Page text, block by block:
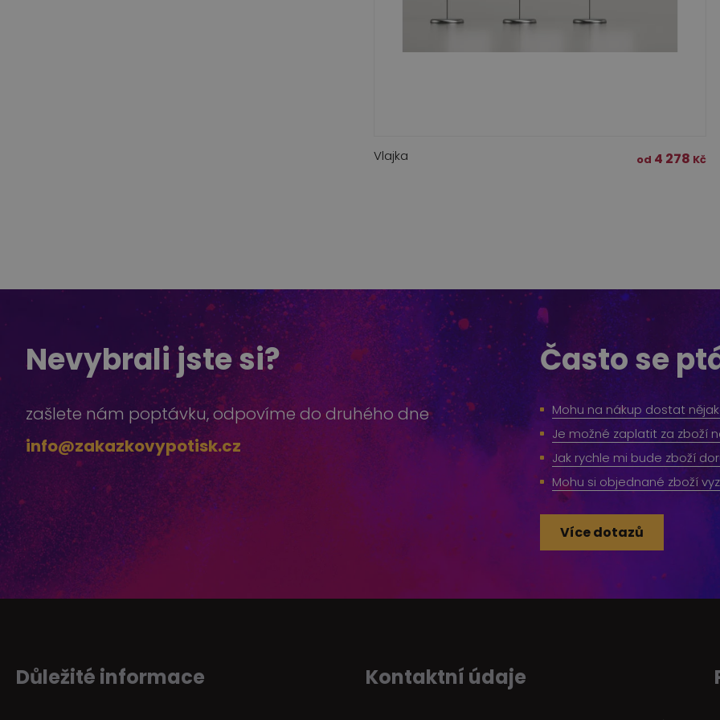
Vlajka od 4 278 Kč
Nevybrali jste si?
zašlete nám poptávku, odpovíme do druhého dne
info@zakazkovypotisk.cz
Často se
Mohu na nákup dostat
Je možné zaplatit za zboží
Jak rychle mi bude zboží
Mohu si objednané zboží
Více dotazů
Důležité informace Kontaktní údaje